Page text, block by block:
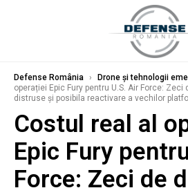
Defense România › Drone și tehnologii
operației Epic Fury pentru U.S. Air Force: Zeci
distruse și posibila reactivare a vechilor
Costul real al
Epic Fury
Force: Zeci de